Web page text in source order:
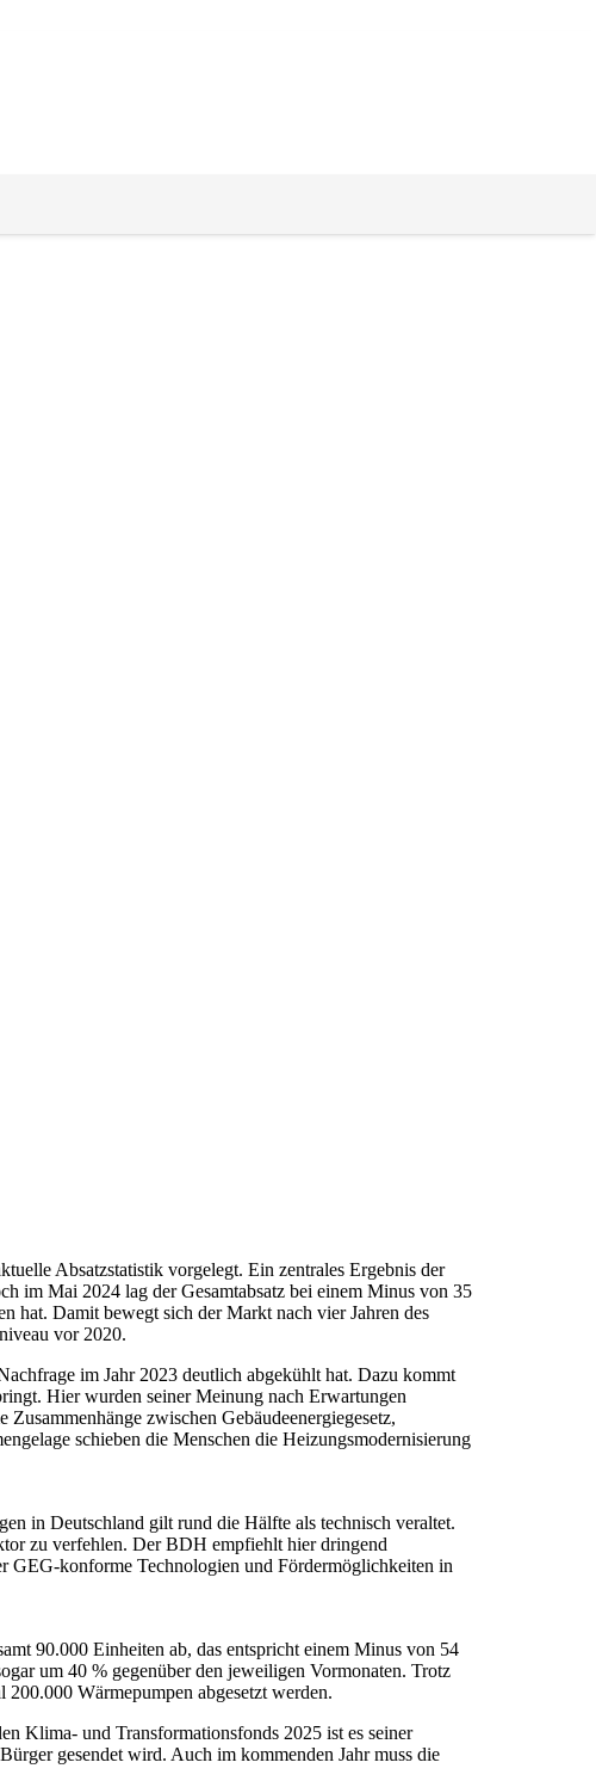
Absatzstatistik vorgelegt. Ein zentrales Ergebnis der
im Mai 2024 lag der Gesamtabsatz bei einem Minus von 35
hat. Damit bewegt sich der Markt nach vier Jahren des
vor 2020.
im Jahr 2023 deutlich abgekühlt hat. Dazu kommt
Hier wurden seiner Meinung nach Erwartungen
zwischen Gebäudeenergiegesetz,
schieben die Menschen die Heizungsmodernisierung
in Deutschland gilt rund die Hälfte als technisch veraltet.
zu verfehlen. Der BDH empfiehlt hier dringend
GEG-konforme Technologien und Fördermöglichkeiten in
90.000 Einheiten ab, das entspricht einem Minus von 54
um 40 % gegenüber den jeweiligen Vormonaten. Trotz
Wärmepumpen abgesetzt werden.
Klima- und Transformationsfonds 2025 ist es seiner
gesendet wird. Auch im kommenden Jahr muss die